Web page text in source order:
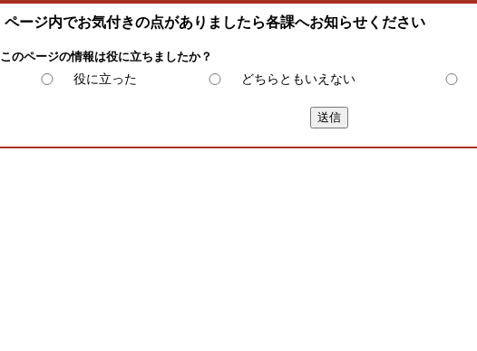
ページ内でお気付きの点がありましたら各課へお知らせください
このページの情報は役に立ちましたか？
役に立った どちらともいえない